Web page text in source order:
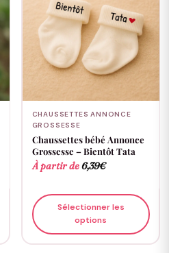
CHAUSSETTES ANNONCE
GROSSESSE
Chaussettes bébé Annonce
Grossesse – Bientôt Tata
À partir de6,39€
Sélectionner les
options